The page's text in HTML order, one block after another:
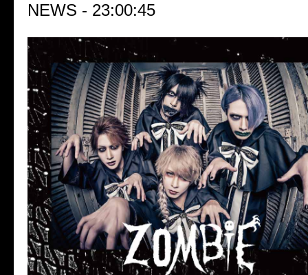
NEWS - 23:00:45